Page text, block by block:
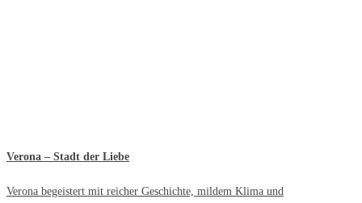
Verona – Stadt der Liebe
Verona begeistert mit reicher Geschichte, mildem Klima und